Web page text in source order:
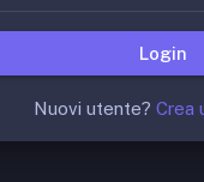
Login
Nuovi utente? Crea